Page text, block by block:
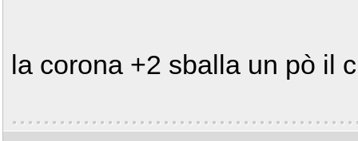
la corona +2 sballa un pò il